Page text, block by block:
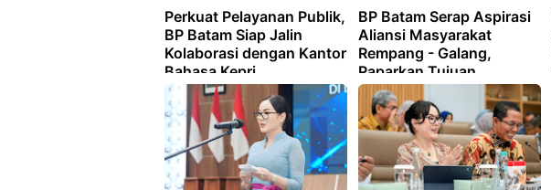
Perkuat Pelayanan Publik,
BP Batam Siap Jalin
Kolaborasi dengan Kantor
Bahasa Kepri
BP Batam Serap Aspirasi
Aliansi Masyarakat
Rempang - Galang,
Paparkan Tujuan
Pembangunan Sekolah
Rakyat Merah Putih